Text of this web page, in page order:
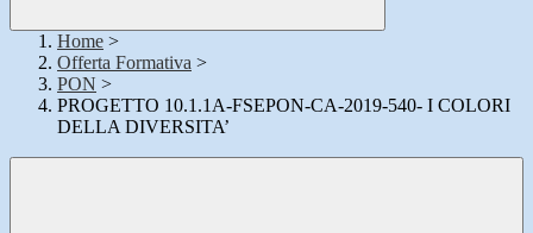
Home >
Offerta Formativa >
PON >
PROGETTO 10.1.1A-FSEPON-CA-2019-540- I COLORI
DELLA DIVERSITA’